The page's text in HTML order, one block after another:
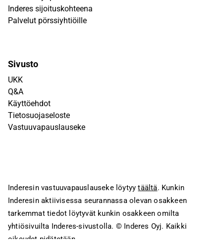
Inderes sijoituskohteena
Palvelut pörssiyhtiöille
Sivusto
UKK
Q&A
Käyttöehdot
Tietosuojaseloste
Vastuuvapauslauseke
Inderesin vastuuvapauslauseke löytyytäältä. Kunkin
Inderesin aktiivisessa seurannassa olevan osakkeen
tarkemmat tiedot löytyvät kunkin osakkeen omilta
yhtiösivuilta Inderes-sivustolla. © Inderes Oyj. Kaikki
oikeudet pidätetään.